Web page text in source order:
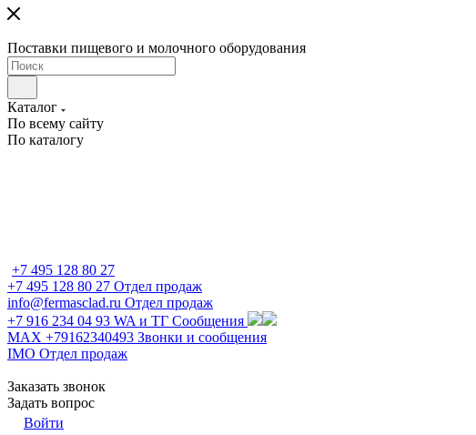
Поставки пищевого и молочного оборудования
Каталог
По всему сайту
По каталогу
+7 495 128 80 27
+7 495 128 80 27 Отдел продаж
info@fermasclad.ru Отдел продаж
+7 916 234 04 93 WA и ТГ Сообщения
MAX +79162340493 Звонки и сообщения
IMO Отдел продаж
Заказать звонок
Задать вопрос
Войти